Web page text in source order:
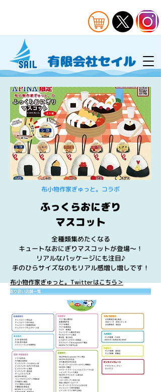
布小物作家ぎゅっと。コラボ
ふっくらおにぎり
マスコット
全種類集めたくなる
キュートなおにぎりマスコットが登場〜！
リアルなパッケージにも注目♪
手のひらサイズなのもリアル感増し増しです！
​布小物作家ぎゅっと。Twitterはこちら＞